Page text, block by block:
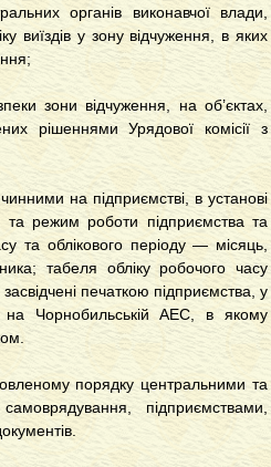
органів виконавчої влади,
виїздів у зону відчуження, в яких
зони відчуження, на об’єктах,
рішеннями Урядової комісії з
на підприємстві, в установі
та режим роботи підприємства та
та облікового періоду — місяць,
табеля обліку робочого часу
печаткою підприємства, у
на Чорнобильській АЕС, в якому
порядку центральними та
підприємствами,